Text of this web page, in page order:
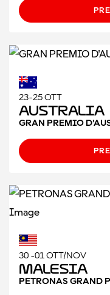
23-25 OTT
Australia
GRAN PREMIO
30 -01 OTT/NOV
Malesia
PETRONAS GRAND